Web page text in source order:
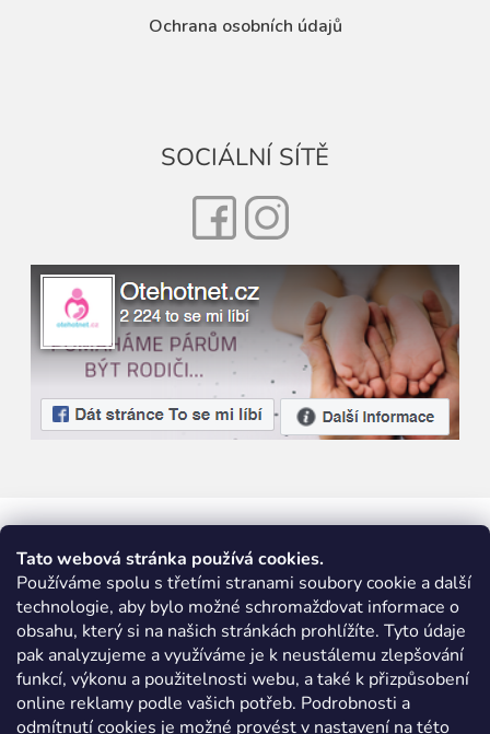
Tato webová stránka používá cookies.
Používáme spolu s třetími stranami soubory cookie a další
technologie, aby bylo možné schromažďovat informace o
obsahu, který si na našich stránkách prohlížíte. Tyto údaje
pak analyzujeme a využíváme je k neustálemu zlepšování
funkcí, výkonu a použitelnosti webu, a také k přizpůsobení
online reklamy podle vašich potřeb. Podrobnosti a
odmítnutí cookies je možné provést v nastavení na této
Ochrana osobních údajů
SOCIÁLNÍ SÍTĚ
FacebookInstagram